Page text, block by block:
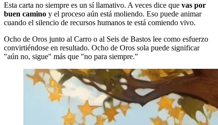
Esta carta no siempre es un sí llamativo. A veces dice que vas por
buen camino y el proceso aún está moliendo. Eso puede animar
cuando el silencio de recursos humanos te está comiendo vivo.
Ocho de Oros junto al Carro o al Seis de Bastos lee como esfuerzo
convirtiéndose en resultado. Ocho de Oros sola puede significar
"aún no, sigue" más que "no para siempre."